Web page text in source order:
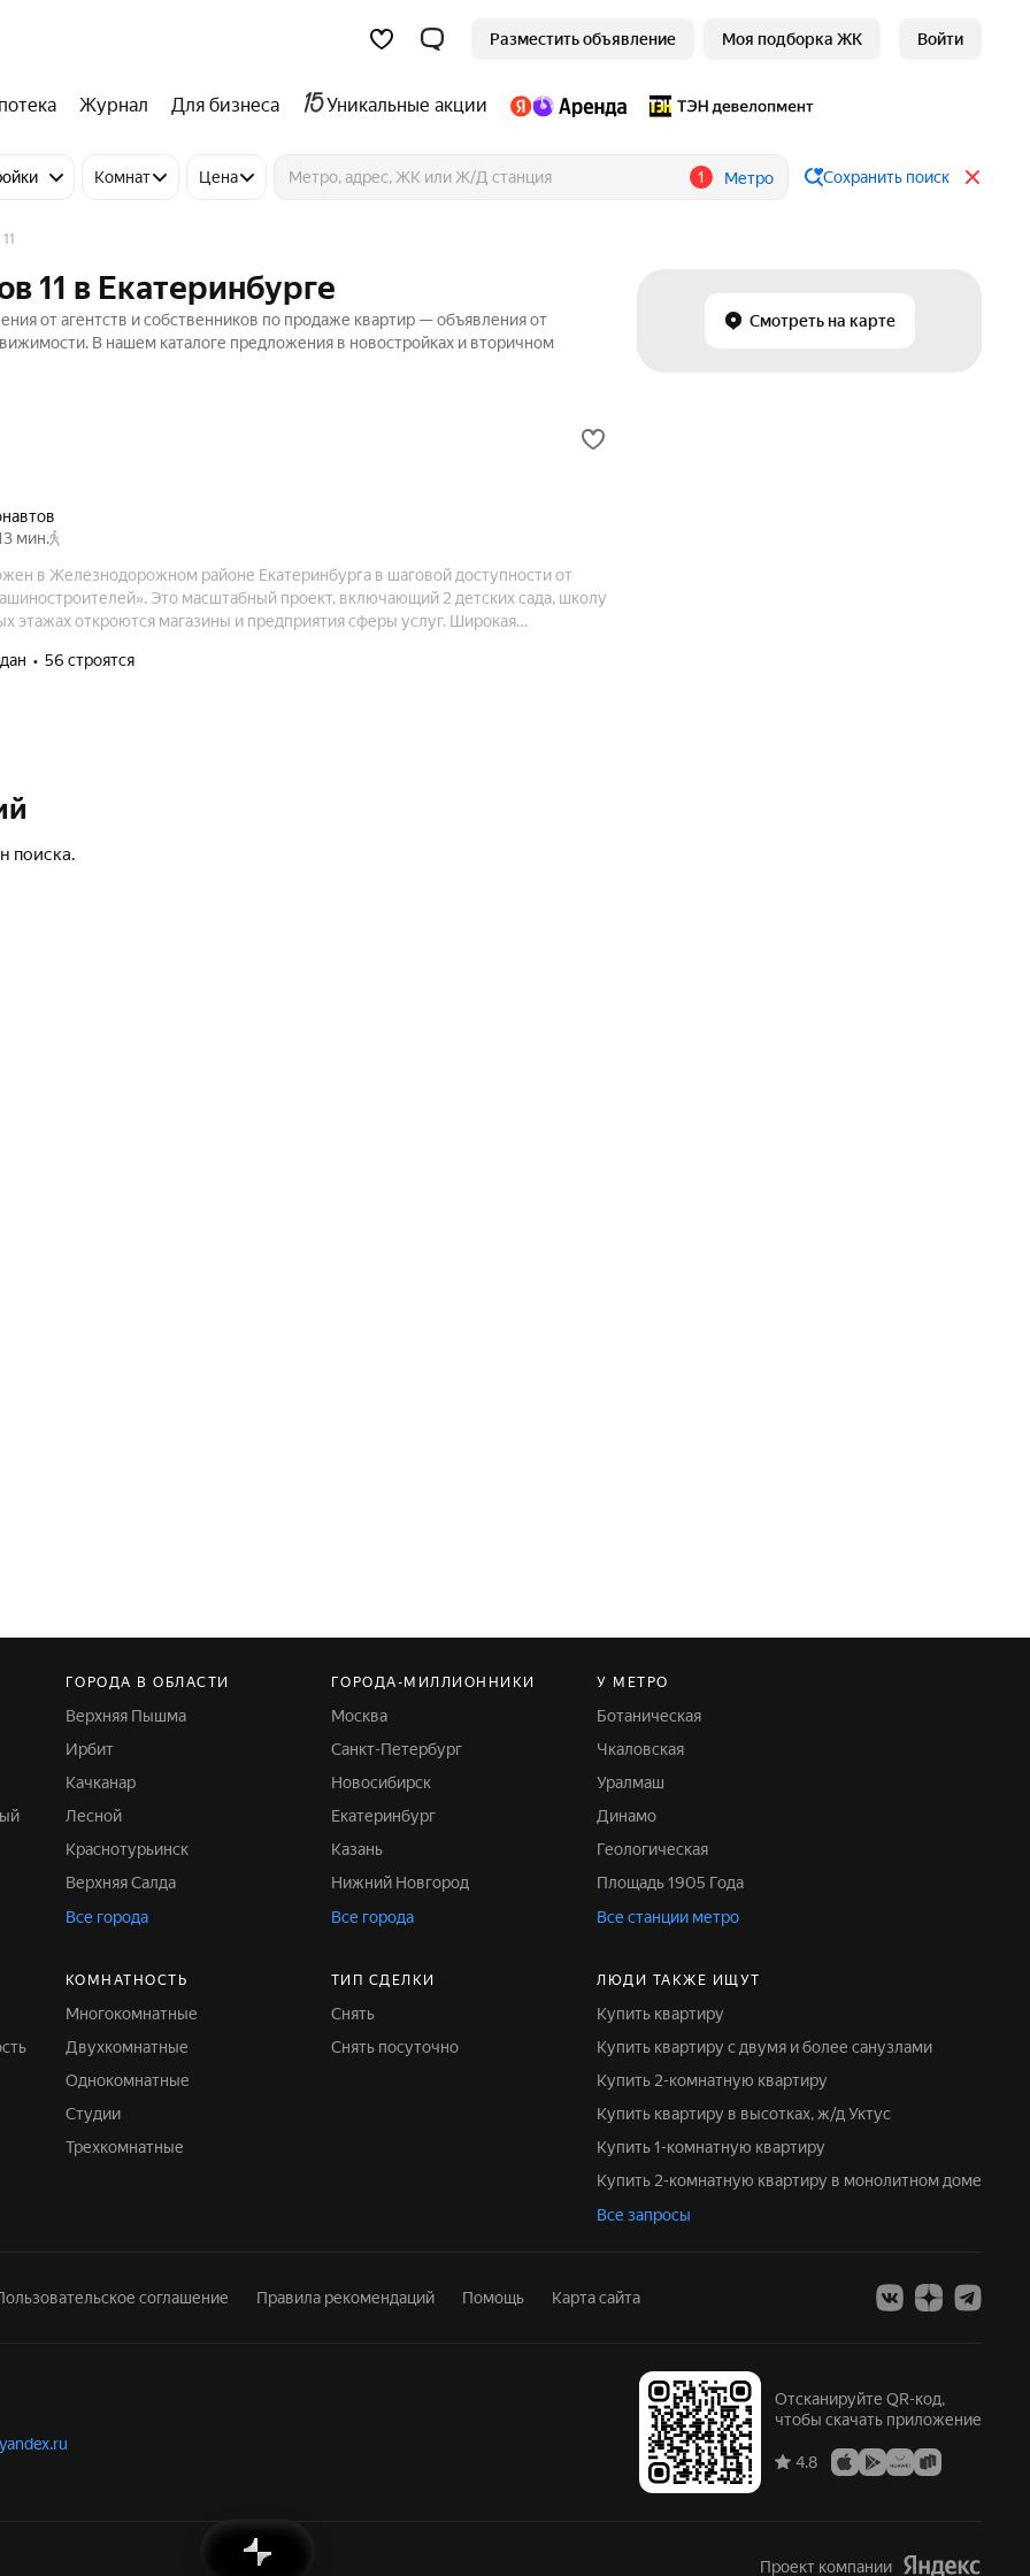
Разместить объявление Моя подборка ЖК Войти
Журнал Для бизнеса Уникальные акции
Комнат Цена 1 Метро Сохранить поиск
Смотреть на карте
11 в Екатеринбурге
от агентств и собственников по продаже квартир — объявления от
В нашем каталоге предложения в новостройках и вторичном
мин.
в Железнодорожном районе Екатеринбурга в шаговой доступности от
Это масштабный проект, включающий 2 детских сада, школу
этажах откроются магазины и предприятия сферы услуг. Широкая
жизни.
56 строятся
поиска.
ГОРОДА В ОБЛАСТИ
Верхняя Пышма
Ирбит
Качканар
Лесной
Краснотурьинск
Верхняя Салда
Все города
ГОРОДА-МИЛЛИОННИКИ
Москва
Санкт-Петербург
Новосибирск
Екатеринбург
Казань
Нижний Новгород
Все города
У МЕТРО
Ботаническая
Чкаловская
Уралмаш
Динамо
Геологическая
Площадь 1905 Года
Все станции метро
КОМНАТНОСТЬ
Многокомнатные
Двухкомнатные
Однокомнатные
Студии
Трехкомнатные
ТИП СДЕЛКИ
Снять
Снять посуточно
ЛЮДИ ТАКЖЕ ИЩУТ
Купить квартиру
Купить квартиру с двумя и более санузлами
Купить 2-комнатную квартиру
Купить квартиру в высотках, ж/д Уктус
Купить 1-комнатную квартиру
Купить 2-комнатную квартиру в монолитном доме
Все запросы
соглашение Правила рекомендаций Помощь Карта сайта
Отсканируйте QR-код,
чтобы скачать приложение
4.8
Проект компании